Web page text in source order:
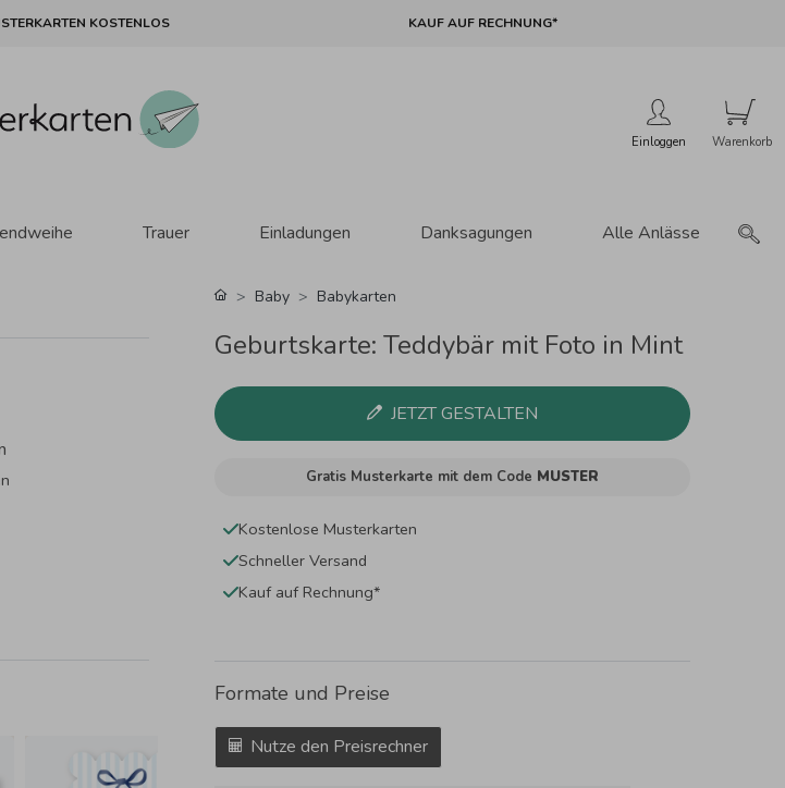
KOSTENLOS KAUF AUF RECHNUNG*
Einloggen
Trauer Einladungen Danksagungen Alle Anlässe
Baby Babykarten
Geburtskarte: Teddybär mit Foto in Mint
JETZT GESTALTEN
Gratis Musterkarte mit dem Code MUSTER
Kostenlose Musterkarten
Schneller Versand
Kauf auf Rechnung*
Formate und Preise
Nutze den Preisrechner